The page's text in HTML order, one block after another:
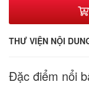
THƯ VIỆN NỘI
Đặc điểm nổi